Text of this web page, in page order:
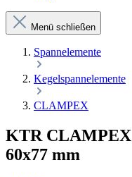
Menü schließen
Spannelemente
Kegelspannelemente
CLAMPEX
KTR CLAMPEX
60x77 mm